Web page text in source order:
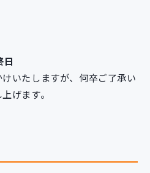
日
いたしますが、何卒ご了承い
げます。